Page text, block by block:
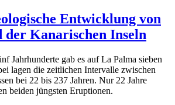
Entwicklung von
der Kanarischen Inseln
Jahrhunderte gab es auf La Palma sieben
lagen die zeitlichen Intervalle zwischen
bei 22 bis 237 Jahren. Nur 22 Jahre
beiden jüngsten Eruptionen.